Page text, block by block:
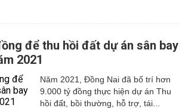
để thu hồi đất dự án sân bay
2021
Năm 2021, Đồng Nai đã bố trí hơn
9.000 tỷ đồng thực hiện dự án Thu
hồi đất, bồi thường, hỗ trợ, tái...